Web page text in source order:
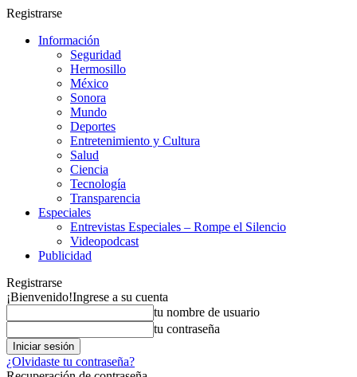
Registrarse
Información
Seguridad
Hermosillo
México
Sonora
Mundo
Deportes
Entretenimiento y Cultura
Salud
Ciencia
Tecnología
Transparencia
Especiales
Entrevistas Especiales – Rompe el Silencio
Videopodcast
Publicidad
Registrarse
¡Bienvenido!Ingrese a su cuenta
tu nombre de usuario
tu contraseña
¿Olvidaste tu contraseña?